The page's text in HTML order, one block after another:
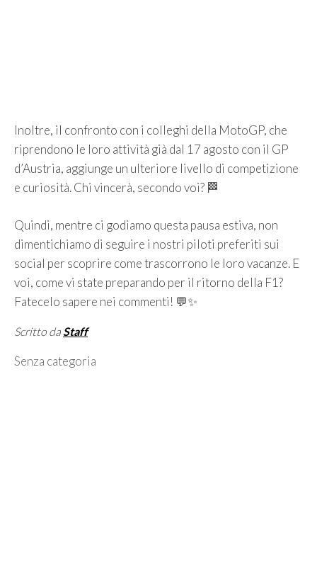
Inoltre, il confronto con i colleghi della MotoGP, che
riprendono le loro attività già dal 17 agosto con il GP
d’Austria, aggiunge un ulteriore livello di competizione
e curiosità. Chi vincerà, secondo voi? 🏁
Quindi, mentre ci godiamo questa pausa estiva, non
dimentichiamo di seguire i nostri piloti preferiti sui
social per scoprire come trascorrono le loro vacanze. E
voi, come vi state preparando per il ritorno della F1?
Fatecelo sapere nei commenti! 💬✨
Scritto da Staff
Categorie
Senza categoria